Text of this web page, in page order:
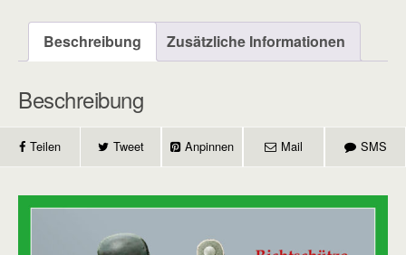
Beschreibung Zusätzliche Informationen
Beschreibung
Teilen Tweet Anpinnen Mail SMS